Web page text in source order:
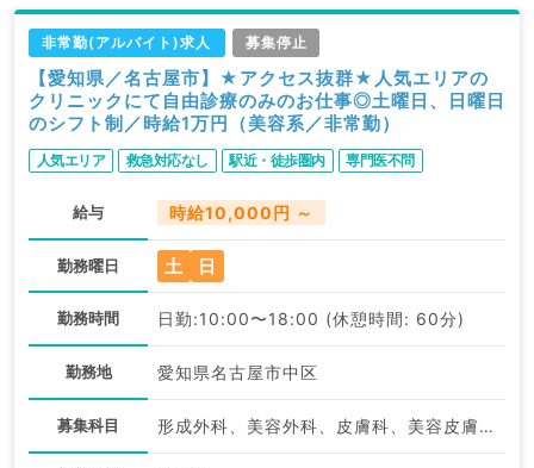
非常勤(アルバイト)求人 募集停止
【愛知県／名古屋市】★アクセス抜群★人気エリアの
クリニックにて自由診療のみのお仕事◎土曜日、日曜日
のシフト制／時給1万円（美容系／非常勤）
人気エリア 救急対応なし 駅近・徒歩圏内 専門医不問
給与 時給10,000円 ～
勤務曜日 土 日
勤務時間 日勤:10:00〜18:00 (休憩時間: 60分)
勤務地 愛知県名古屋市中区
募集科目 形成外科、美容外科、皮膚科、美容皮膚科、その他